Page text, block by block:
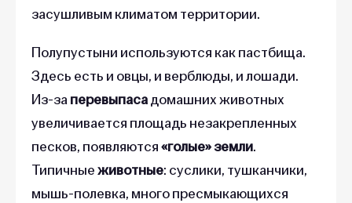
засушливым климатом территории.
Полупустыни используются как пастбища.
Здесь есть и овцы, и верблюды, и лошади.
Из-заперевыпасадомашних животных
увеличивается площадь незакрепленных
песков, появляются«голые» земли.
Типичныеживотные: суслики, тушканчики,
мышь-полевка, много пресмыкающихся